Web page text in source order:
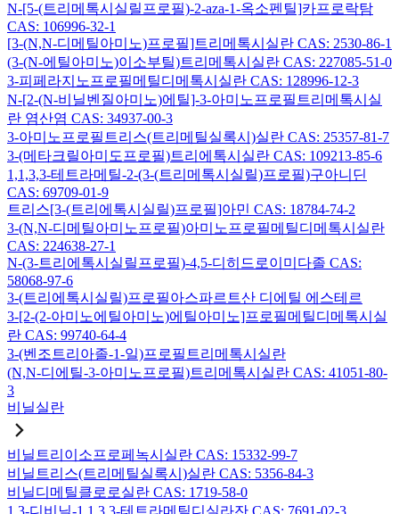
N-[5-(트리메톡시실릴프로필)-2-aza-1-옥소펜틸]카프로락탐
CAS: 106996-32-1
[3-(N,N-디메틸아미노)프로필]트리메톡시실란 CAS: 2530-86-1
(3-(N-에틸아미노)이소부틸)트리메톡시실란 CAS: 227085-51-0
3-피페라지노프로필메틸디메톡시실란 CAS: 128996-12-3
N-[2-(N-비닐벤질아미노)에틸]-3-아미노프로필트리메톡시실
란 염산염 CAS: 34937-00-3
3-아미노프로필트리스(트리메틸실록시)실란 CAS: 25357-81-7
3-(메타크릴아미도프로필)트리에톡시실란 CAS: 109213-85-6
1,1,3,3-테트라메틸-2-(3-(트리메톡시실릴)프로필)구아니딘
CAS: 69709-01-9
트리스[3-(트리에톡시실릴)프로필]아민 CAS: 18784-74-2
3-(N,N-디메틸아미노프로필)아미노프로필메틸디메톡시실란
CAS: 224638-27-1
N-(3-트리에톡시실릴프로필)-4,5-디히드로이미다졸 CAS:
58068-97-6
3-(트리에톡시실릴)프로필아스파르트산 디에틸 에스테르
3-[2-(2-아미노에틸아미노)에틸아미노]프로필메틸디메톡시실
란 CAS: 99740-64-4
3-(벤조트리아졸-1-일)프로필트리메톡시실란
(N,N-디에틸-3-아미노프로필)트리메톡시실란 CAS: 41051-80-
3
비닐실란
비닐트리이소프로페녹시실란 CAS: 15332-99-7
비닐트리스(트리메틸실록시)실란 CAS: 5356-84-3
비닐디메틸클로로실란 CAS: 1719-58-0
1,3-디비닐-1,1,3,3-테트라메틸디실라잔 CAS: 7691-02-3